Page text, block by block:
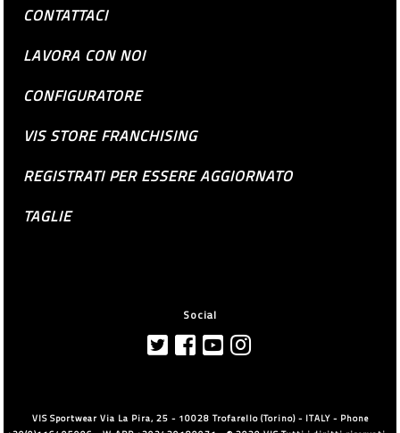
CONTATTACI
LAVORA CON NOI
CONFIGURATORE
VIS STORE FRANCHISING
REGISTRATI PER ESSERE AGGIORNATO
TAGLIE
Social
VIS Sportwear Via La Pira, 25 - 10028 Trofarello (Torino) - ITALY - Phone